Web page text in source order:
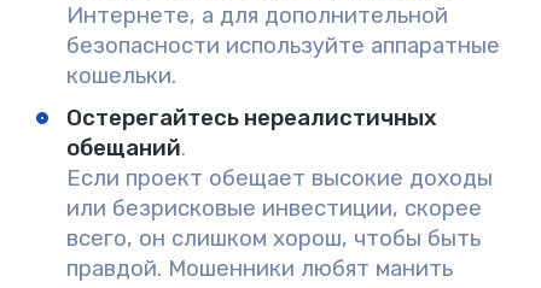
Интернете, а для дополнительной
безопасности используйте аппаратные
кошельки.
Остерегайтесь нереалистичных
обещаний.
Если проект обещает высокие доходы
или безрисковые инвестиции, скорее
всего, он слишком хорош, чтобы быть
правдой. Мошенники любят манить